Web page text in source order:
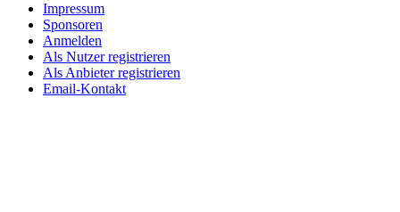
Impressum
Sponsoren
Anmelden
Als Nutzer registrieren
Als Anbieter registrieren
Email-Kontakt